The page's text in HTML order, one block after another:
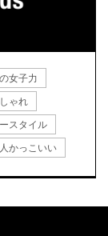
女子力
ゃれ
スタイル
かっこいい